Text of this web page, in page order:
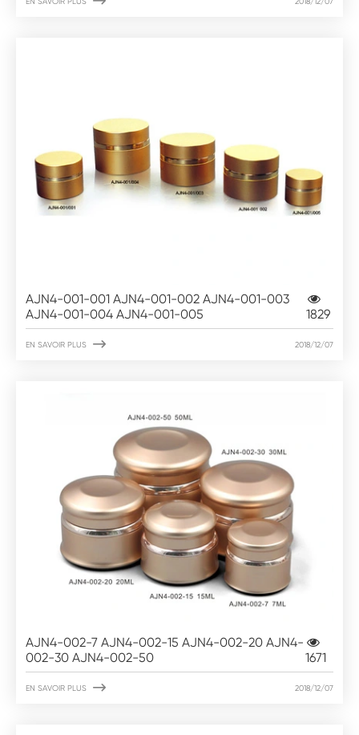
AJN4-001-001 AJN4-001-002 AJN4-001-003
AJN4-001-004 AJN4-001-005
1829
EN SAVOIR PLUS  2018/12/07
AJN4-002-7 AJN4-002-15 AJN4-002-20 AJN4-
002-30 AJN4-002-50
1671
EN SAVOIR PLUS  2018/12/07